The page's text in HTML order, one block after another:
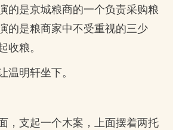
的是京城粮商的一个负责采购粮
的是粮商家中不受重视的三少
粮。
温明轩坐下。
，支起一个木案，上面摆着两托